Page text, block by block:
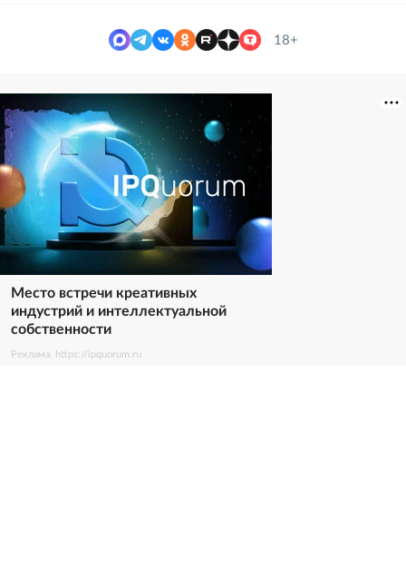
18+
Место встречи креативных
индустрий и интеллектуальной
собственности
Реклама. https://ipquorum.ru